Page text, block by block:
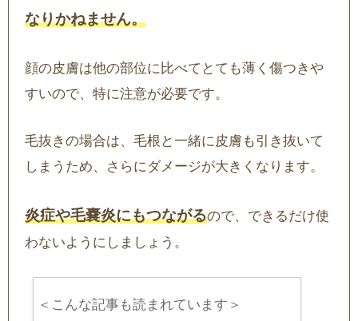
なりかねません。
顔の皮膚は他の部位に比べてとても薄く傷つきや
すいので、特に注意が必要です。
毛抜きの場合は、毛根と一緒に皮膚も引き抜いて
しまうため、さらにダメージが大きくなります。
炎症や毛嚢炎にもつながるので、できるだけ使
わないようにしましょう。
＜こんな記事も読まれています＞